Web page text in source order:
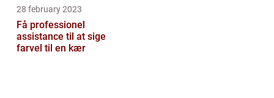
28 february 2023
Få professionel
assistance til at sige
farvel til en kær